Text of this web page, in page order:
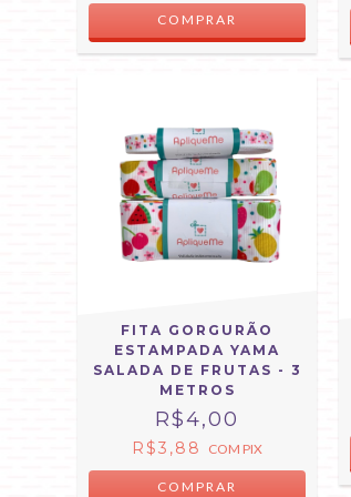
COMPRAR
FITA GORGURÃO
ESTAMPADA YAMA
SALADA DE FRUTAS - 3
METROS
R$4,00
R$3,88 COM PIX
COMPRAR